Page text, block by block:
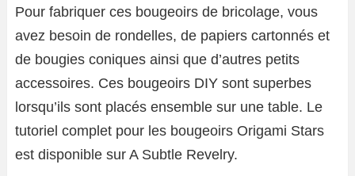
Pour fabriquer ces bougeoirs de bricolage, vous
avez besoin de rondelles, de papiers cartonnés et
de bougies coniques ainsi que d’autres petits
accessoires. Ces bougeoirs DIY sont superbes
lorsqu’ils sont placés ensemble sur une table. Le
tutoriel complet pour les bougeoirs Origami Stars
est disponible sur A Subtle Revelry.